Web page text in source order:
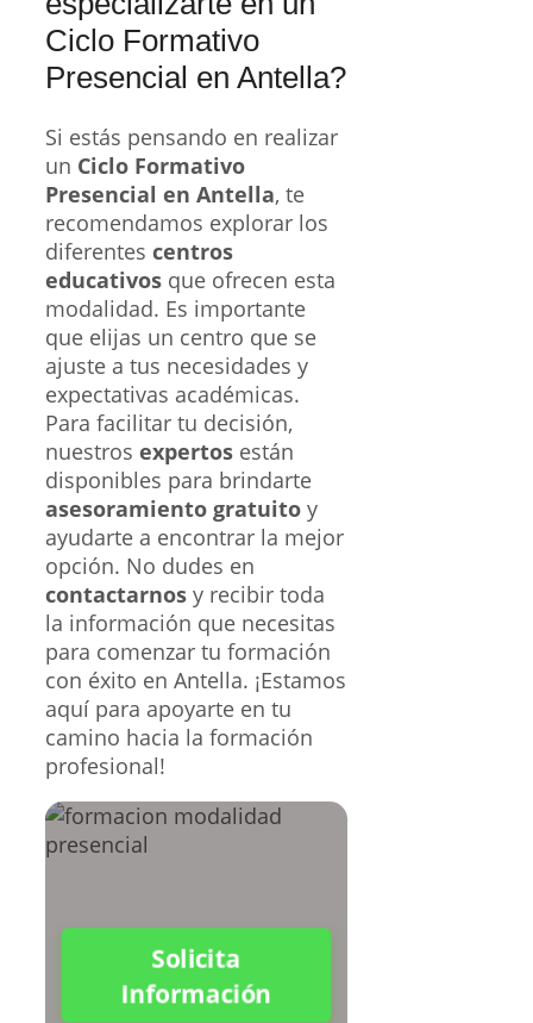
Ciclo Formativo
Presencial en Antella?
Si estás pensando en realizar
un Ciclo Formativo
Presencial en Antella, te
recomendamos explorar los
diferentes centros
educativos que ofrecen esta
modalidad. Es importante
que elijas un centro que se
ajuste a tus necesidades y
expectativas académicas.
Para facilitar tu decisión,
nuestros expertos están
disponibles para brindarte
asesoramiento gratuito y
ayudarte a encontrar la mejor
opción. No dudes en
contactarnos y recibir toda
la información que necesitas
para comenzar tu formación
con éxito en Antella. ¡Estamos
aquí para apoyarte en tu
camino hacia la formación
profesional!
Solicita
Información